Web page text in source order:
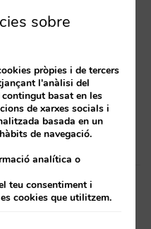
de precios,
sobre
pròpies i de tercers
l'anàlisi del
basat en les
de xarxes socials i
basada en un
de navegació.
analítica o
teu consentiment i
cookies que utilitzem.